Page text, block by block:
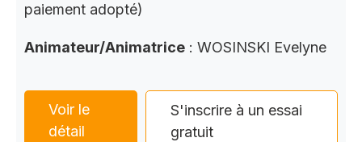
paiement adopté)
Animateur/Animatrice : WOSINSKI Evelyne
Voir le
détail
S'inscrire à un essai
gratuit